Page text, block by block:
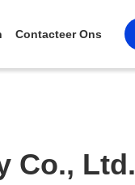
Contacteer Ons
Co., Ltd.